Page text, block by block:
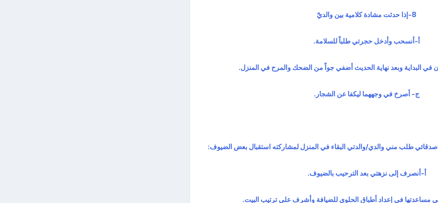
8-إذا حدثت مشادة كلامية بين والديّ
أ‌-أنسحب وأدخل حجرتي طلباً للسلامة.
البداية وبعد نهاية الحديث أضفي جواً من الضحك والمرح في المنزل.
ج- أصرخ في وجههما ليكفا عن الشجار.
أ‌-أنصرف إلى نزهتي بعد الترحيب بالضيوف.
مساعدتها في إعداد أطباق الحلوى للضيافة وأشرف على ترتيب البيت.